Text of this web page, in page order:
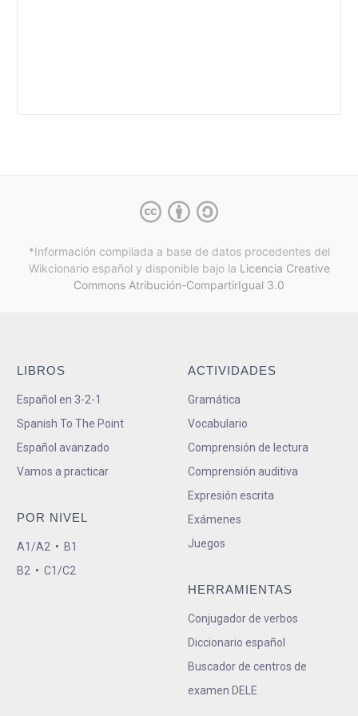
*Información compilada a base de datos procedentes del
Wikcionario español y disponible bajo la Licencia Creative
Commons Atribución-CompartirIgual 3.0
LIBROS
Español en 3-2-1
Spanish To The Point
Español avanzado
Vamos a practicar
POR NIVEL
A1/A2 • B1
B2 • C1/C2
ACTIVIDADES
Gramática
Vocabulario
Comprensión de lectura
Comprensión auditiva
Expresión escrita
Exámenes
Juegos
HERRAMIENTAS
Conjugador de verbos
Diccionario español
Buscador de centros de
examen DELE